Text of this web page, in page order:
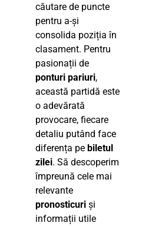
căutare de puncte
pentru a-și
consolida poziția în
clasament. Pentru
pasionații de
ponturi pariuri,
această partidă este
o adevărată
provocare, fiecare
detaliu putând face
diferența pe biletul
zilei. Să descoperim
împreună cele mai
relevante
pronosticuri și
informații utile